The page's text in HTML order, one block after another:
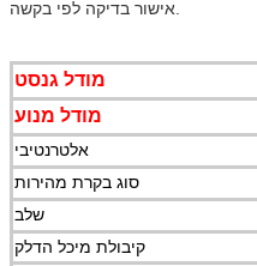
מודל גנסט
מודל מנוע
אלטרנטיבי
סוג בקרת מהירות
קיבולת מיכל הדלק